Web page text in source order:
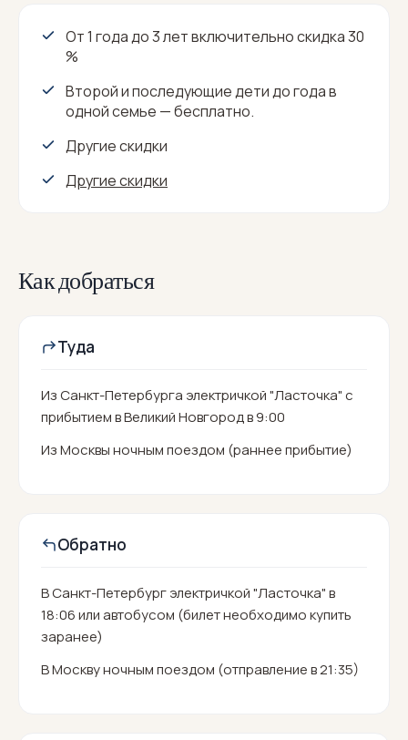
От 1 года до 3 лет включительно скидка 30
%
Второй и последующие дети до года в
одной семье — бесплатно.
Другие скидки
Другие скидки
Как добраться
Туда
Из Санкт-Петербурга электричкой "Ласточка" с
прибытием в Великий Новгород в 9:00
Из Москвы ночным поездом (раннее прибытие)
Обратно
В Санкт-Петербург электричкой "Ласточка" в
18:06 или автобусом (билет необходимо купить
заранее)
В Москву ночным поездом (отправление в 21:35)